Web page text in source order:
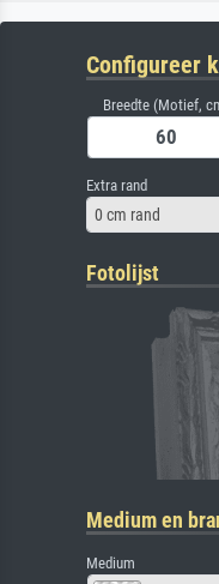
Configureer
Breedte (Motief,
Extra rand
0 cm rand
Fotolijst
Medium en
Medium